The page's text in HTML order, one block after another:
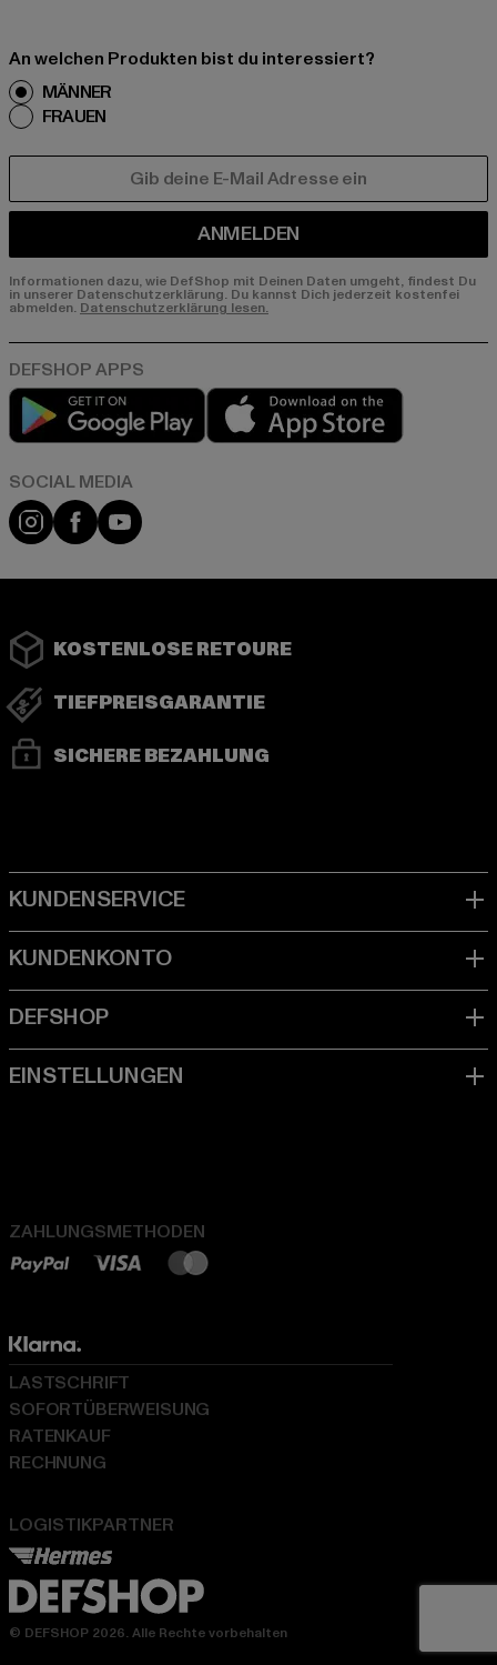
An welchen Produkten bist du interessiert?
MÄNNER
FRAUEN
ANMELDEN
Informationen dazu, wie DefShop mit Deinen Daten umgeht, findest Du
in unserer Datenschutzerklärung. Du kannst Dich jederzeit kostenfei
abmelden. Datenschutzerklärung lesen.
Play market
Instagram
FacebookYouTube
KOSTENLOSE RETOURE
TIEFPREISGARANTIE
SICHERE BEZAHLUNG
ZAHLUNGSMETHODEN
LOGISTIKPARTNER
LASTSCHRIFT
SOFORTÜBERWEISUNG
RATENKAUF
RECHNUNG
© DEFSHOP 2026. Alle Rechte vorbehalten